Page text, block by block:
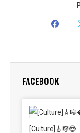
FACEBOOK
[Culture]🎸🎼😎